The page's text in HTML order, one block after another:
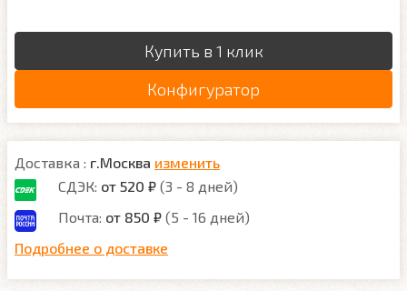
Купить в 1 клик
Конфигуратор
Доставка : г.Москва изменить
СДЭК: от 520 ₽ (3 - 8 дней)
Почта: от 850 ₽ (5 - 16 дней)
Подробнее о доставке